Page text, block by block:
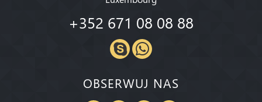
+352 671 08 08 88
OBSERWUJ NAS